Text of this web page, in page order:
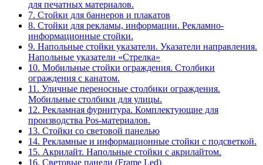
для печатных материалов.
7. Стойки для баннеров и плакатов
8. Стойки для рекламы, информации. Рекламно-
информационные стойки.
9. Напольные стойки указатели. Указатели направления.
Напольные указатели «Стрелка»
10. Мобильные стойки ограждения. Столбики
ограждения с канатом.
11. Уличные переносные столбики ограждения.
Мобильные столбики для улицы.
12. Рекламная фурнитура. Комплектующие для
производства Pos-материалов.
13. Стойки со световой панелью
14. Рекламные и информационные стойки с подсветкой.
15. Акрилайт. Напольные стойки с акрилайтом.
16. Световые панели (Frame Led)